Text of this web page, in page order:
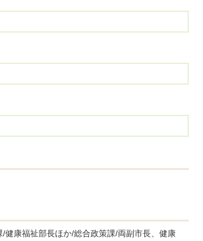
康福祉部長ほか/総合政策課/両副市長、健康